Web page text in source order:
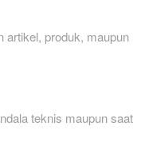
artikel, produk, maupun
teknis maupun saat